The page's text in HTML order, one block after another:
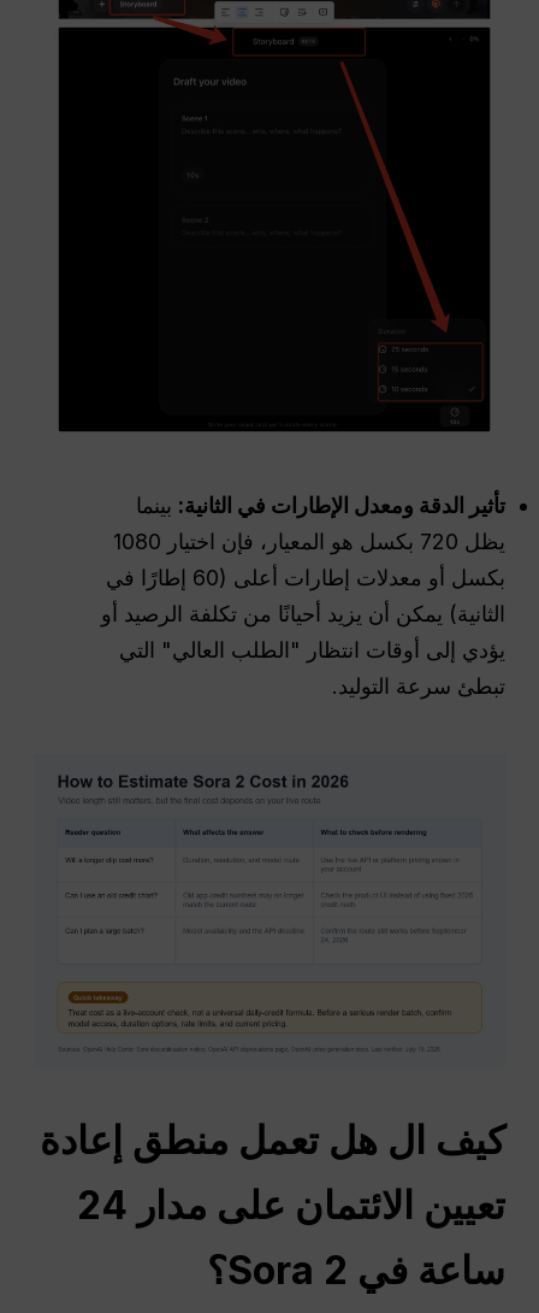
تأثير الدقة ومعدل الإطارات في الثانية: بينما
يظل 720 بكسل هو المعيار، فإن اختيار 1080
بكسل أو معدلات إطارات أعلى (60 إطارًا في
الثانية) يمكن أن يزيد أحيانًا من تكلفة الرصيد أو
يؤدي إلى أوقات انتظار "الطلب العالي" التي
تبطئ سرعة التوليد.
كيف ال هل تعمل منطق إعادة
تعيين الائتمان على مدار 24
ساعة في Sora 2؟